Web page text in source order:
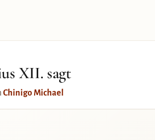
XII. sagt
Chinigo Michael